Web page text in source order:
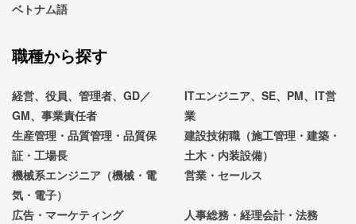
ベトナム語
職種から探す
経営、役員、管理者、GD／
GM、事業責任者
ITエンジニア、SE、PM、IT営
業
生産管理・品質管理・品質保
証・工場長
建設技術職（施工管理・建築・
土木・内装設備）
機械系エンジニア（機械・電
気・電子）
営業・セールス
広告・マーケティング
人事総務・経理会計・法務